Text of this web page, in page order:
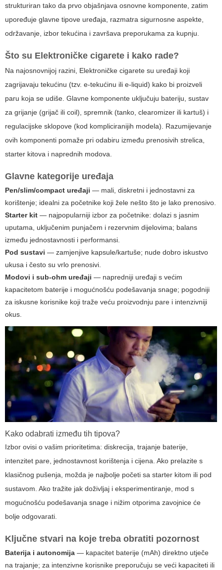
strukturiran tako da prvo objašnjava osnovne komponente, zatim
upoređuje glavne tipove uređaja, razmatra sigurnosne aspekte,
održavanje, izbor tekućina i završava preporukama za kupnju.
Što su Elektroničke cigarete i kako rade?
Na najosnovnijoj razini, Elektroničke cigarete su uređaji koji
zagrijavaju tekućinu (tzv. e-tekućinu ili e-liquid) kako bi proizveli
paru koja se udiše. Glavne komponente uključuju bateriju, sustav
za grijanje (grijač ili coil), spremnik (tanko, clearomizer ili kartuš) i
regulacijske sklopove (kod kompliciranijih modela). Razumijevanje
ovih komponenti pomaže pri odabiru između prenosivih strelica,
starter kitova i naprednih modova.
Glavne kategorije uređaja
Pen/slim/compact uređaji — mali, diskretni i jednostavni za
korištenje; idealni za početnike koji žele nešto što je lako prenosivo.
Starter kit — najpopularniji izbor za početnike: dolazi s jasnim
uputama, uključenim punjačem i rezervnim dijelovima; balans
između jednostavnosti i performansi.
Pod sustavi — zamjenjive kapsule/kartuše; nude dobro iskustvo
ukusa i često su vrlo prenosivi.
Modovi i sub-ohm uređaji — napredniji uređaji s većim
kapacitetom baterije i mogućnošću podešavanja snage; pogodniji
za iskusne korisnike koji traže veću proizvodnju pare i intenzivniji
okus.
Kako odabrati između tih tipova?
Izbor ovisi o vašim prioritetima: diskrecija, trajanje baterije,
intenzitet pare, jednostavnost korištenja i cijena. Ako prelazite s
klasičnog pušenja, možda je najbolje početi sa starter kitom ili pod
sustavom. Ako tražite jak doživljaj i eksperimentiranje, mod s
mogućnošću podešavanja snage i nižim otporima zavojnice će
bolje odgovarati.
Ključne stvari na koje treba obratiti pozornost
Baterija i autonomija — kapacitet baterije (mAh) direktno utječe
na trajanje; za intenzivne korisnike preporučuju se veći kapaciteti ili